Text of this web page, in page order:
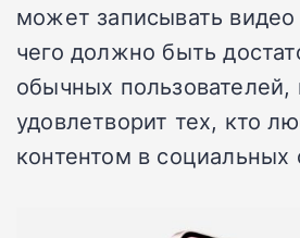
может записывать
чего должно быть
обычных пользователей,
удовлетворит тех, кто
контентом в социальных